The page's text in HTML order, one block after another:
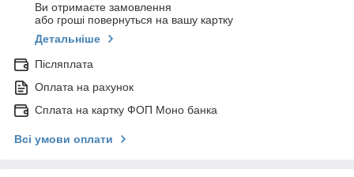
Ви отримаєте замовлення
або гроші повернуться на вашу картку
Детальніше
Післяплата
Оплата на рахунок
Сплата на картку ФОП Моно банка
Всі умови оплати